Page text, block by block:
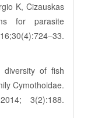
K, Cizauskas
for parasite
of fish
Cymothoidae.
3(2):188.